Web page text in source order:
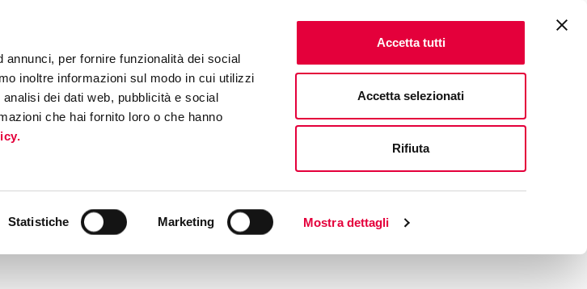
per fornire funzionalità dei social
inoltre informazioni sul modo in cui utilizzi
dei dati web, pubblicità e social
che hai fornito loro o che hanno
Statistiche Marketing Mostra dettagli
Accetta tutti
Accetta selezionati
Rifiuta